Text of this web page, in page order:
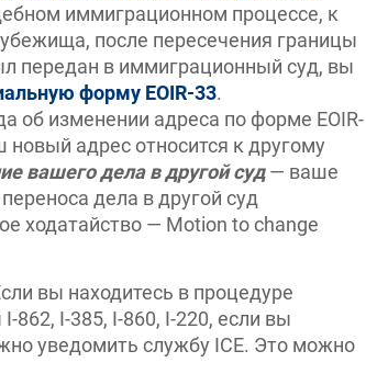
иммиграционном процессе, к
после пересечения границы
передан в иммиграционный суд, вы
форму EOIR-33.
об изменении адреса по форме EOIR-
новый адрес относится к другому
вашего дела в другой суд— ваше
дела в другой суд
ходатайство — Motion to change
вы находитесь в процедуре
862, I-385, I-860, I-220, если вы
уведомить службу ICE. Это можно